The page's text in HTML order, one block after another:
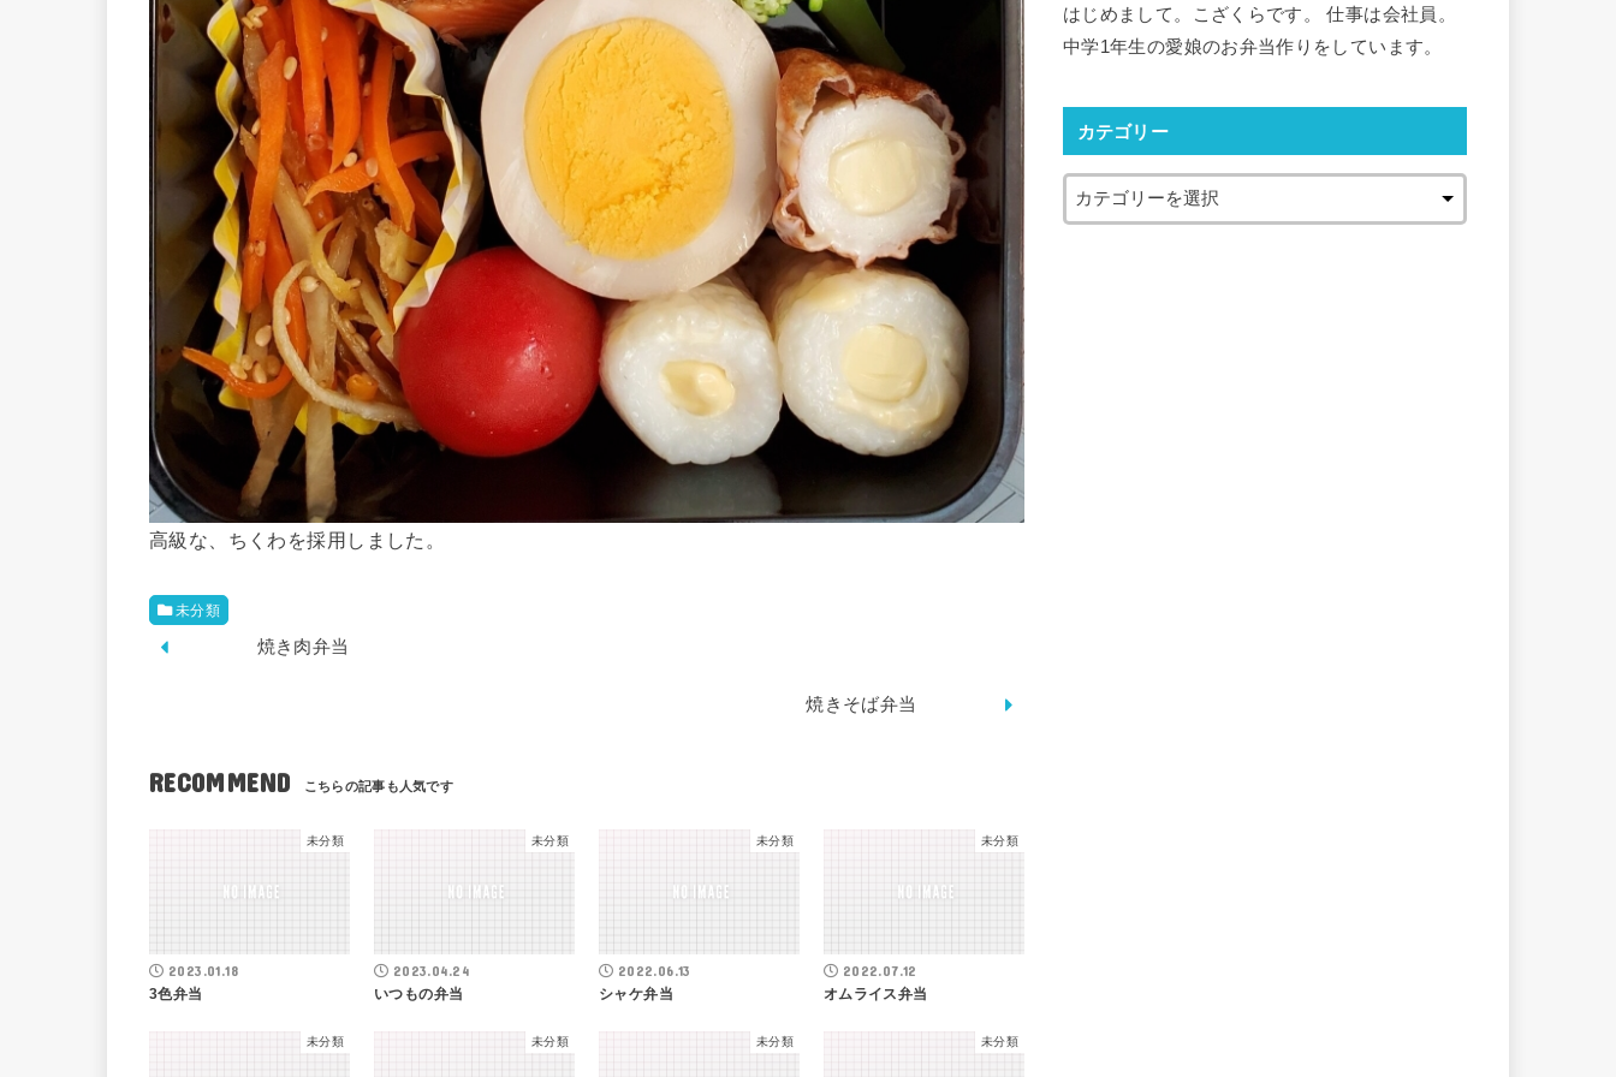
高級な、ちくわを採用しました。
未分類
焼き肉弁当
焼きそば弁当
RECOMMEND
未分類
2023.01.18
3色弁当
未分類
2023.04.24
いつもの弁当
未分類
2022.06.13
シャケ弁当
未分類
2022.07.12
オムライス弁当
未分類 未分類 未分類 未分類
はじめまして。こざくらです。 仕事は会社員。
中学1年生の愛娘のお弁当作りをしています。
カテゴリー